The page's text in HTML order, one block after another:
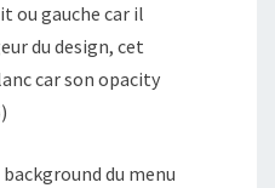
ou gauche car il
du design, cet
car son opacity
du menu